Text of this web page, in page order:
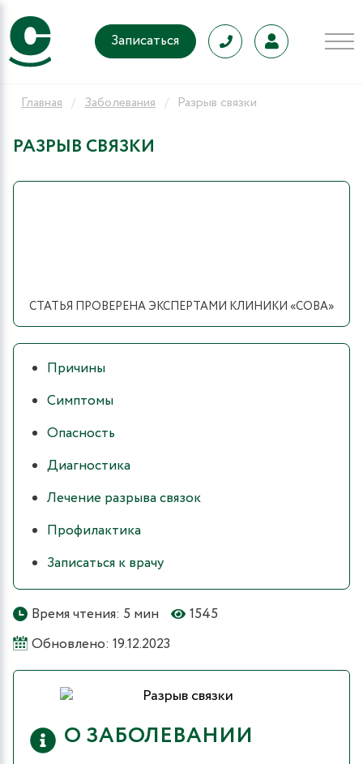
Записаться
Главная Заболевания Разрыв связки
РАЗРЫВ СВЯЗКИ
Время чтения: 5 мин
1545
Обновлено: 19.12.2023
О ЗАБОЛЕВАНИИ
СТАТЬЯ ПРОВЕРЕНА ЭКСПЕРТАМИ КЛИНИКИ «СОВА»
Причины
Симптомы
Опасность
Диагностика
Лечение разрыва связок
Профилактика
Записаться к врачу